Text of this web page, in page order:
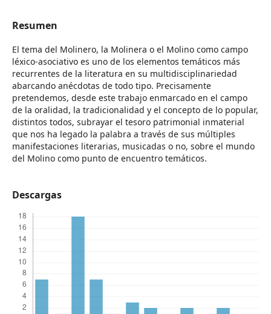
Resumen
El tema del Molinero, la Molinera o el Molino como campo
léxico-asociativo es uno de los elementos temáticos más
recurrentes de la literatura en su multidisciplinariedad
abarcando anécdotas de todo tipo. Precisamente
pretendemos, desde este trabajo enmarcado en el campo
de la oralidad, la tradicionalidad y el concepto de lo popular,
distintos todos, subrayar el tesoro patrimonial inmaterial
que nos ha legado la palabra a través de sus múltiples
manifestaciones literarias, musicadas o no, sobre el mundo
del Molino como punto de encuentro temáticos.
Descargas